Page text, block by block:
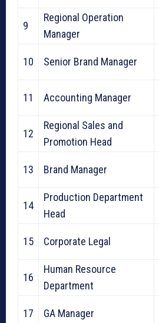
9
Regional Operation
Manager
10 Senior Brand Manager
11 Accounting Manager
12
Regional Sales and
Promotion Head
13 Brand Manager
14
Production Department
Head
15 Corporate Legal
16
Human Resource
Department
17 GA Manager